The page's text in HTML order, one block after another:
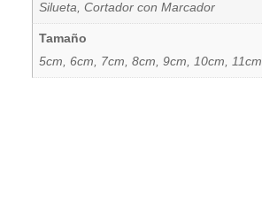
Silueta, Cortador con Marcador
Tamaño
5cm, 6cm, 7cm, 8cm, 9cm, 10cm, 11cm